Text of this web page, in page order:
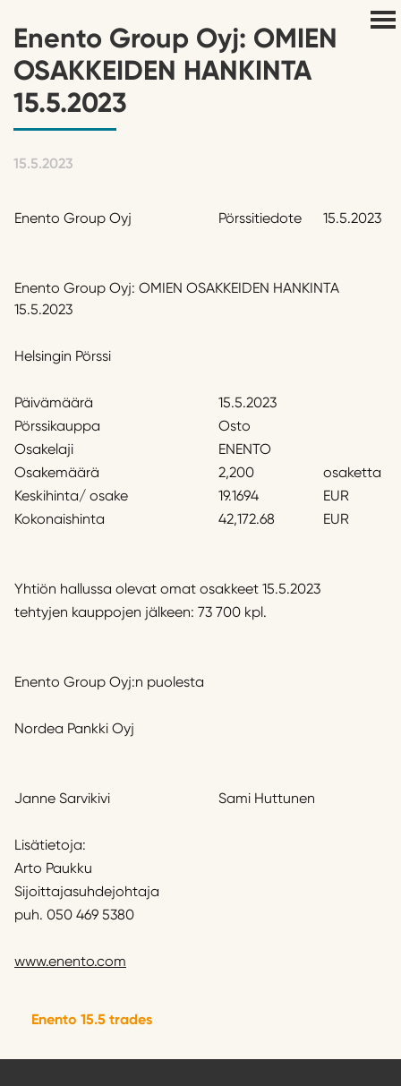
Enento Group Oyj: OMIEN
OSAKKEIDEN HANKINTA
15.5.2023
15.5.2023
Enento Group Oyj Pörssitiedote 15.5.2023
Enento Group Oyj: OMIEN OSAKKEIDEN HANKINTA
15.5.2023
Helsingin Pörssi
Päivämäärä
15.5.2023
Pörssikauppa
Osto
Osakelaji
ENENTO
Osakemäärä
2,200
osaketta
Keskihinta/ osake
19.1694
EUR
Kokonaishinta
42,172.68 EUR
Yhtiön hallussa olevat omat osakkeet 15.5.2023
tehtyjen kauppojen jälkeen: 73 700 kpl.
Enento Group Oyj:n puolesta
Nordea Pankki Oyj
Janne Sarvikivi Sami Huttunen
Lisätietoja:
Arto Paukku
Sijoittajasuhdejohtaja
puh. 050 469 5380
www.enento.com
Enento 15.5 trades